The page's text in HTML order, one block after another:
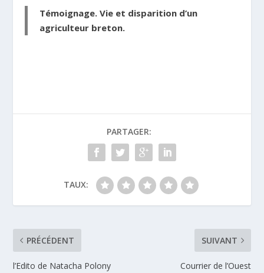
Témoignage. Vie et disparition d’un
agriculteur breton.
PARTAGER:
TAUX:
PRÉCÉDENT
l’Edito de Natacha Polony
SUIVANT
Courrier de l’Ouest